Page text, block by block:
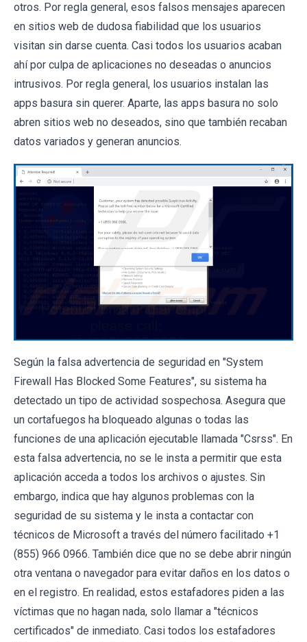
otros. Por regla general, esos falsos mensajes aparecen
en sitios web de dudosa fiabilidad que los usuarios
visitan sin darse cuenta. Casi todos los usuarios acaban
ahí por culpa de aplicaciones no deseadas o anuncios
intrusivos. Por regla general, los usuarios instalan las
apps basura sin querer. Aparte, las apps basura no solo
abren sitios web no deseados, sino que también recaban
datos variados y generan anuncios.
Según la falsa advertencia de seguridad en "System
Firewall Has Blocked Some Features", su sistema ha
detectado un tipo de actividad sospechosa. Asegura que
un cortafuegos ha bloqueado algunas o todas las
funciones de una aplicación ejecutable llamada "Csrss". En
esta falsa advertencia, no se le insta a permitir que esta
aplicación acceda a todos los archivos o ajustes. Sin
embargo, indica que hay algunos problemas con la
seguridad de su sistema y le insta a contactar con
técnicos de Microsoft a través del número facilitado +1
(855) 966 0966. También dice que no se debe abrir ningún
otra ventana o navegador para evitar daños en los datos o
en el registro. En realidad, estos estafadores piden a las
víctimas que no hagan nada, solo llamar a "técnicos
certificados" de inmediato. Casi todos los estafadores